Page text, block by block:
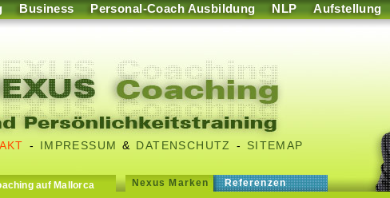
Business Personal-Coach Ausbildung NLP Aufstellung
- IMPRESSUM & DATENSCHUTZ - SITEMAP
auf Mallorca Nexus Marken Referenzen